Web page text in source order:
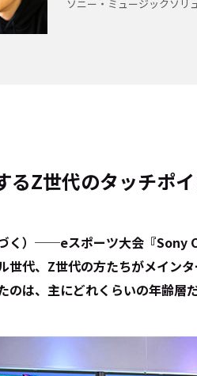
ソニー・ミュージックソリ
るZ世代のタッチポ
く）──eスポーツ大会『
世代、Z世代の方たちがメイン
のは、主にどれくらいの年齢層